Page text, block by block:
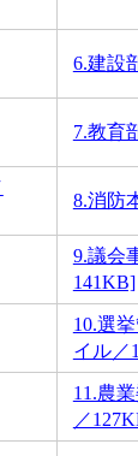
6.建設
7.教育
8.消防
9.議会
141KB]
10.選
イル／
11.農
／